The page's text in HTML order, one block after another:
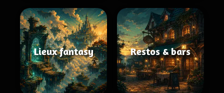
Lieux fantasy Restos & bars